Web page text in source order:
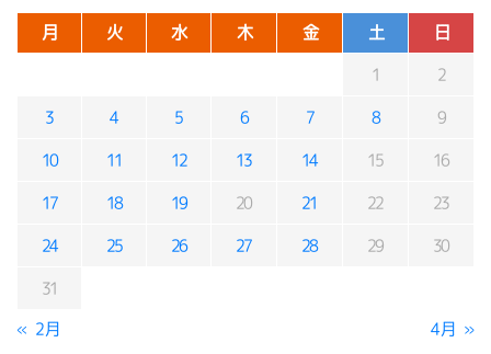
月 火 水 木 金 土 日
1 2
3 4 5 6 7 8 9
10 11 12 13 14 15 16
17 18 19 20 21 22 23
24 25 26 27 28 29 30
31
« 2月 4月 »